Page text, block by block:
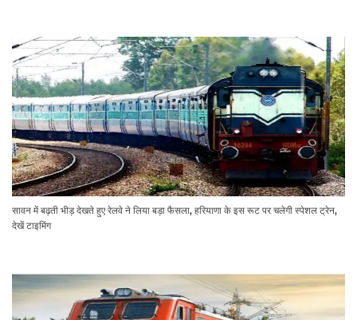
सावन में बढ़ती भीड़ देखते हुए रेलवे ने लिया बड़ा फैसला, हरियाणा के इस रूट पर चलेगी स्पेशल ट्रेन,
देखें टाइमिंग